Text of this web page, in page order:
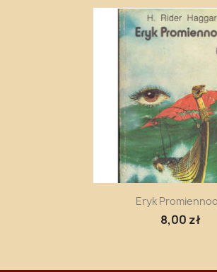
Szybki
Eryk
8,00 zł